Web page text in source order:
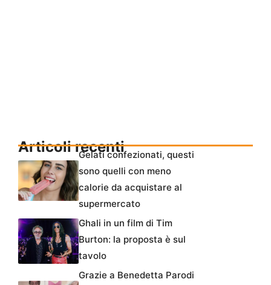
Articoli recentiGelati confezionati, questi
sono quelli con meno
calorie da acquistare al
supermercato
Ghali in un film di Tim
Burton: la proposta è sul
tavolo
Grazie a Benedetta Parodi